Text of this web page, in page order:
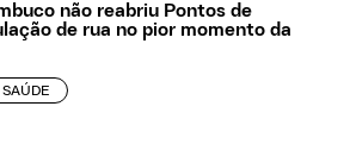
não reabriu Pontos de
de rua no pior momento da
SAÚDE